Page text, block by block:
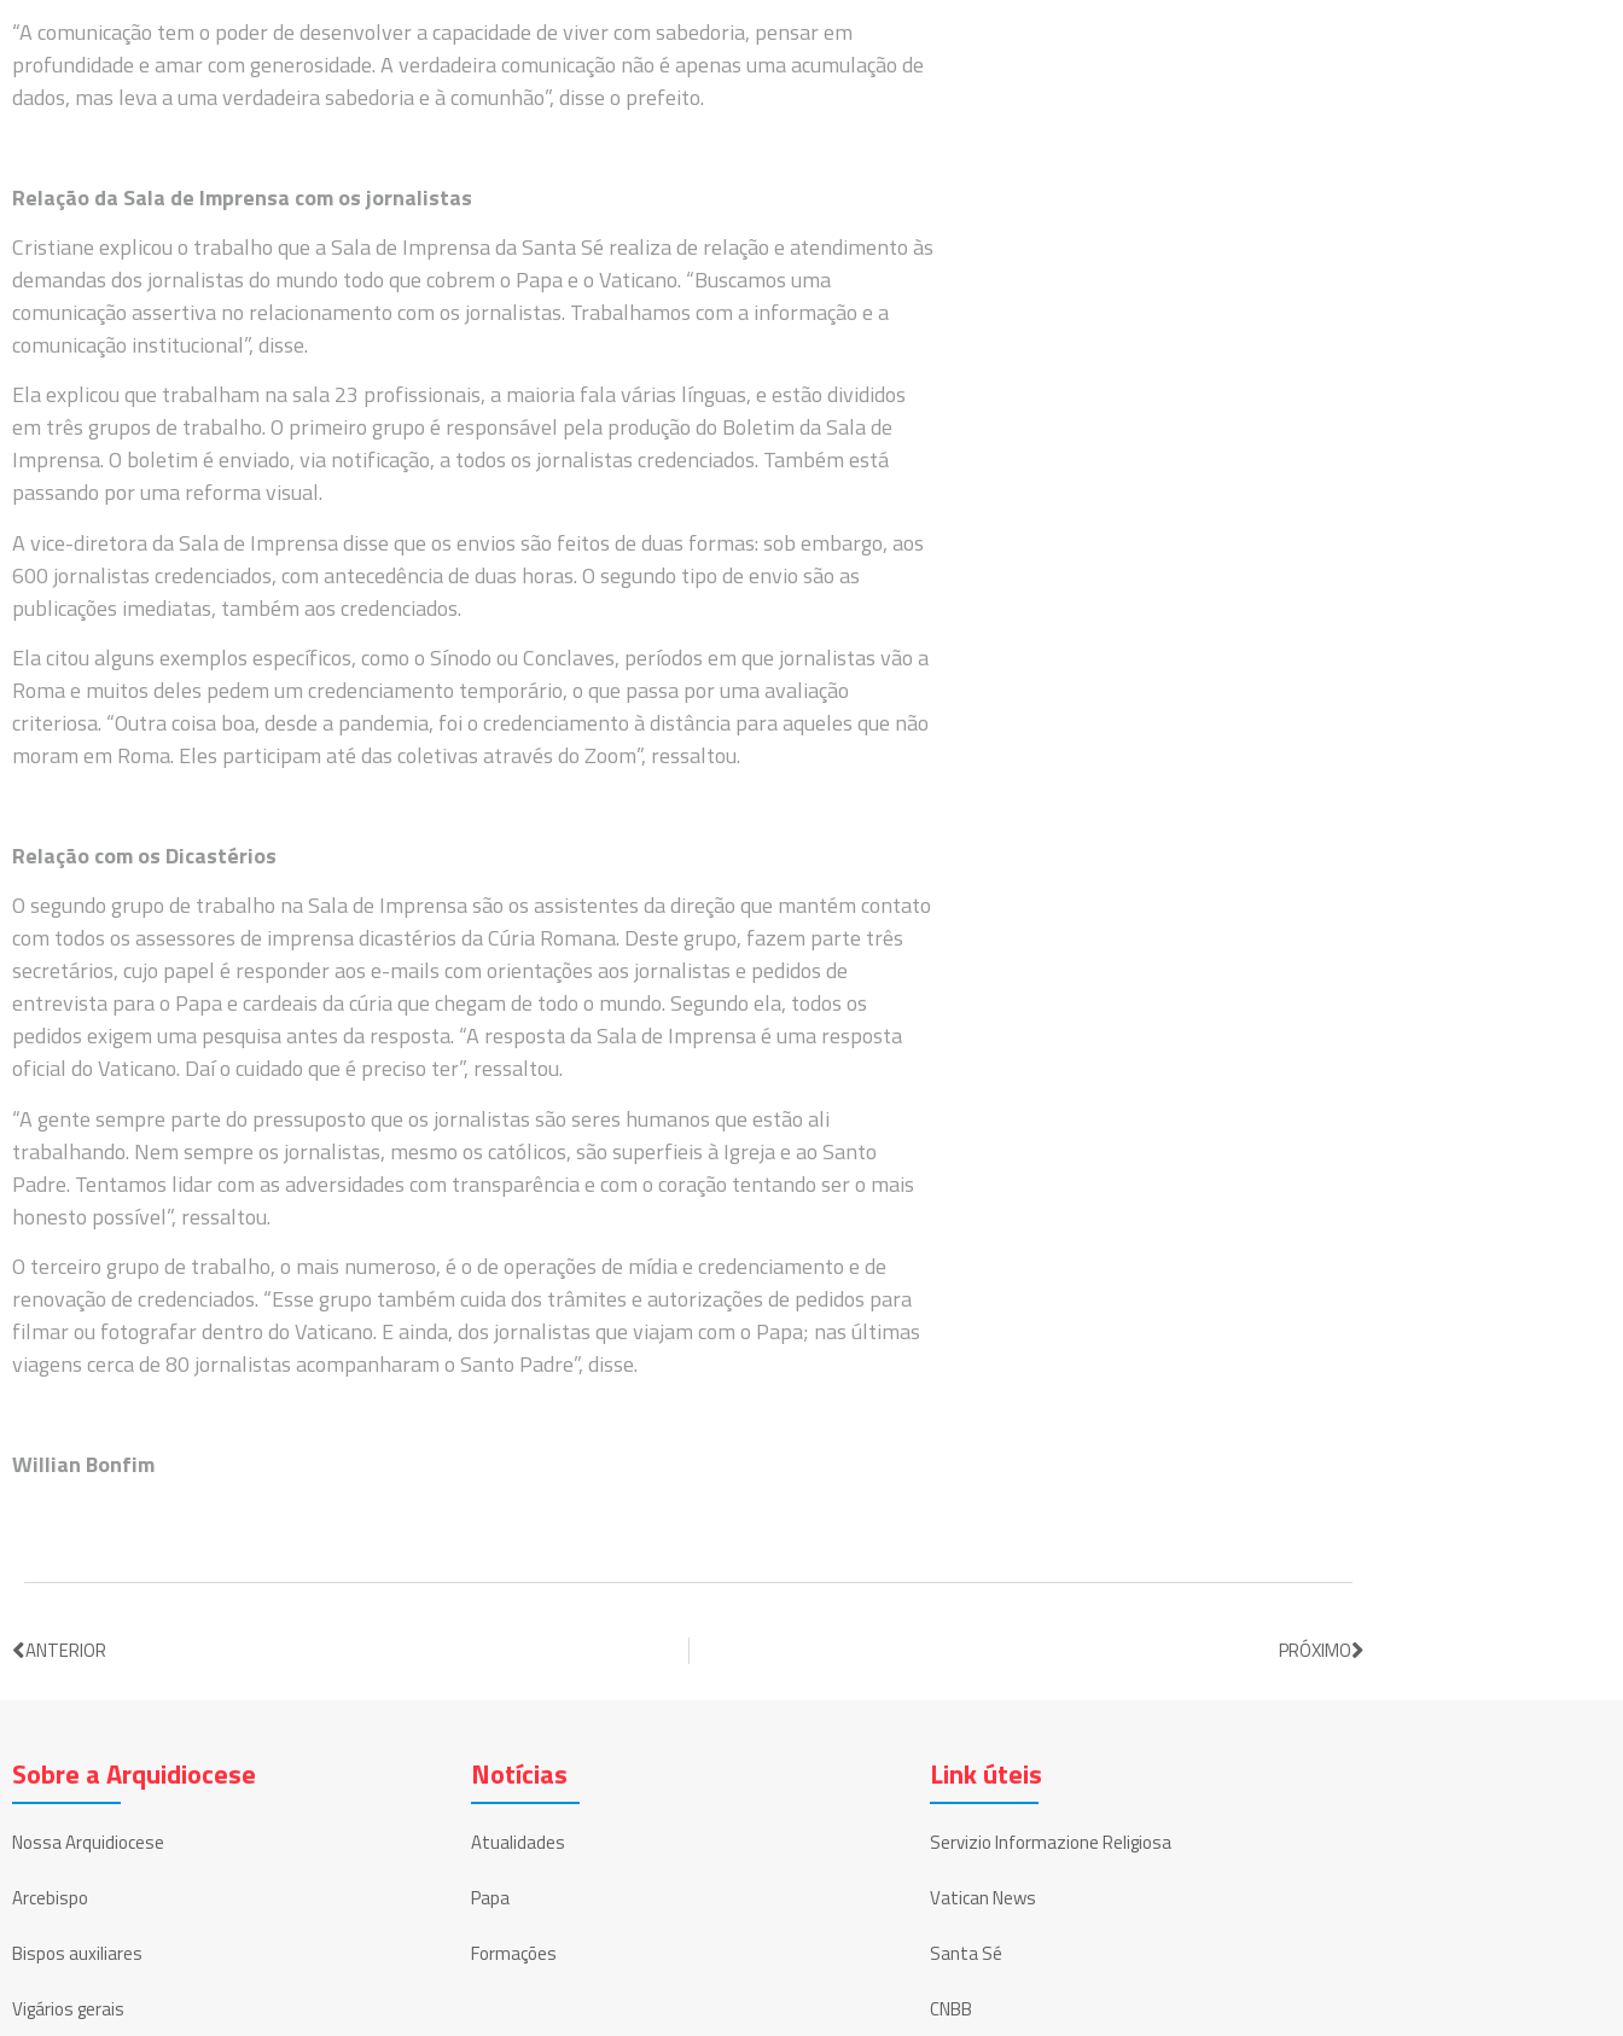
“A comunicação tem o poder de desenvolver a capacidade de viver com sabedoria, pensar em
profundidade e amar com generosidade. A verdadeira comunicação não é apenas uma acumulação de
dados, mas leva a uma verdadeira sabedoria e à comunhão”, disse o prefeito.
Relação da Sala de Imprensa com os jornalistas
Cristiane explicou o trabalho que a Sala de Imprensa da Santa Sé realiza de relação e atendimento às
demandas dos jornalistas do mundo todo que cobrem o Papa e o Vaticano. “Buscamos uma
comunicação assertiva no relacionamento com os jornalistas. Trabalhamos com a informação e a
comunicação institucional”, disse.
Ela explicou que trabalham na sala 23 profissionais, a maioria fala várias línguas, e estão divididos
em três grupos de trabalho. O primeiro grupo é responsável pela produção do Boletim da Sala de
Imprensa. O boletim é enviado, via notificação, a todos os jornalistas credenciados. Também está
passando por uma reforma visual.
A vice-diretora da Sala de Imprensa disse que os envios são feitos de duas formas: sob embargo, aos
600 jornalistas credenciados, com antecedência de duas horas. O segundo tipo de envio são as
publicações imediatas, também aos credenciados.
Ela citou alguns exemplos específicos, como o Sínodo ou Conclaves, períodos em que jornalistas vão a
Roma e muitos deles pedem um credenciamento temporário, o que passa por uma avaliação
criteriosa. “Outra coisa boa, desde a pandemia, foi o credenciamento à distância para aqueles que não
moram em Roma. Eles participam até das coletivas através do Zoom”, ressaltou.
Relação com os Dicastérios
O segundo grupo de trabalho na Sala de Imprensa são os assistentes da direção que mantém contato
com todos os assessores de imprensa dicastérios da Cúria Romana. Deste grupo, fazem parte três
secretários, cujo papel é responder aos e-mails com orientações aos jornalistas e pedidos de
entrevista para o Papa e cardeais da cúria que chegam de todo o mundo. Segundo ela, todos os
pedidos exigem uma pesquisa antes da resposta. “A resposta da Sala de Imprensa é uma resposta
oficial do Vaticano. Daí o cuidado que é preciso ter”, ressaltou.
“A gente sempre parte do pressuposto que os jornalistas são seres humanos que estão ali
trabalhando. Nem sempre os jornalistas, mesmo os católicos, são superfieis à Igreja e ao Santo
Padre. Tentamos lidar com as adversidades com transparência e com o coração tentando ser o mais
honesto possível”, ressaltou.
O terceiro grupo de trabalho, o mais numeroso, é o de operações de mídia e credenciamento e de
renovação de credenciados. “Esse grupo também cuida dos trâmites e autorizações de pedidos para
filmar ou fotografar dentro do Vaticano. E ainda, dos jornalistas que viajam com o Papa; nas últimas
viagens cerca de 80 jornalistas acompanharam o Santo Padre”, disse.
Willian Bonfim
ANTERIOR PRÓXIMO
Sobre a Arquidiocese
Nossa Arquidiocese
Arcebispo
Bispos auxiliares
Vigários gerais
Notícias
Atualidades
Papa
Formações
Link úteis
Servizio Informazione Religiosa
Vatican News
Santa Sé
CNBB